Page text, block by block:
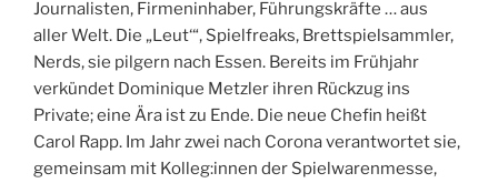
Journalisten, Firmeninhaber, Führungskräfte … aus
aller Welt. Die „Leut‘“, Spielfreaks, Brettspielsammler,
Nerds, sie pilgern nach Essen. Bereits im Frühjahr
verkündet Dominique Metzler ihren Rückzug ins
Private; eine Ära ist zu Ende. Die neue Chefin heißt
Carol Rapp. Im Jahr zwei nach Corona verantwortet sie,
gemeinsam mit Kolleg:innen der Spielwarenmesse,